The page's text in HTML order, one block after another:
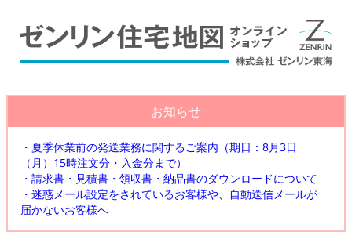
お知らせ
・夏季休業前の発送業務に関するご案内（期日：8月3日
（月）15時注文分・入金分まで）
・請求書・見積書・領収書・納品書のダウンロードについて
・迷惑メール設定をされているお客様や、自動送信メールが
届かないお客様へ